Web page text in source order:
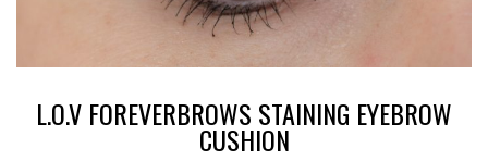
L.O.V FOREVERBROWS STAINING EYEBROW
CUSHION